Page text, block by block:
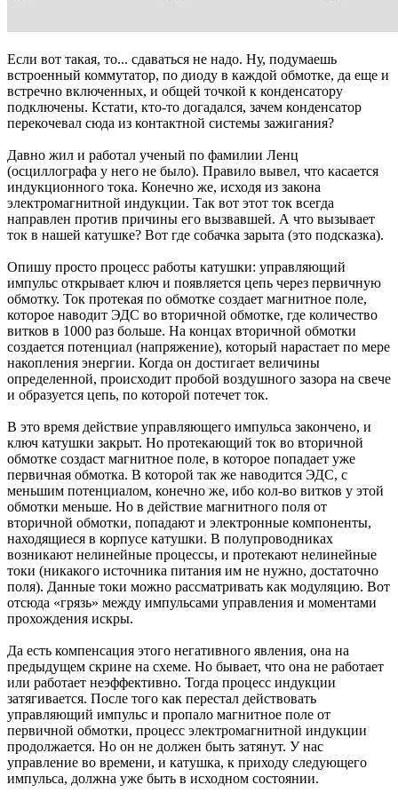
Если вот такая, то... сдаваться не надо. Ну, подумаешь
встроенный коммутатор, по диоду в каждой обмотке, да еще и
встречно включенных, и общей точкой к конденсатору
подключены. Кстати, кто-то догадался, зачем конденсатор
перекочевал сюда из контактной системы зажигания?
Давно жил и работал ученый по фамилии Ленц
(осциллографа у него не было). Правило вывел, что касается
индукционного тока. Конечно же, исходя из закона
электромагнитной индукции. Так вот этот ток всегда
направлен против причины его вызвавшей. А что вызывает
ток в нашей катушке? Вот где собачка зарыта (это подсказка).
Опишу просто процесс работы катушки: управляющий
импульс открывает ключ и появляется цепь через первичную
обмотку. Ток протекая по обмотке создает магнитное поле,
которое наводит ЭДС во вторичной обмотке, где количество
витков в 1000 раз больше. На концах вторичной обмотки
создается потенциал (напряжение), который нарастает по мере
накопления энергии. Когда он достигает величины
определенной, происходит пробой воздушного зазора на свече
и образуется цепь, по которой потечет ток.
В это время действие управляющего импульса закончено, и
ключ катушки закрыт. Но протекающий ток во вторичной
обмотке создаст магнитное поле, в которое попадает уже
первичная обмотка. В которой так же наводится ЭДС, с
меньшим потенциалом, конечно же, ибо кол-во витков у этой
обмотки меньше. Но в действие магнитного поля от
вторичной обмотки, попадают и электронные компоненты,
находящиеся в корпусе катушки. В полупроводниках
возникают нелинейные процессы, и протекают нелинейные
токи (никакого источника питания им не нужно, достаточно
поля). Данные токи можно рассматривать как модуляцию. Вот
отсюда «грязь» между импульсами управления и моментами
прохождения искры.
Да есть компенсация этого негативного явления, она на
предыдущем скрине на схеме. Но бывает, что она не работает
или работает неэффективно. Тогда процесс индукции
затягивается. После того как перестал действовать
управляющий импульс и пропало магнитное поле от
первичной обмотки, процесс электромагнитной индукции
продолжается. Но он не должен быть затянут. У нас
управление во времени, и катушка, к приходу следующего
импульса, должна уже быть в исходном состоянии.